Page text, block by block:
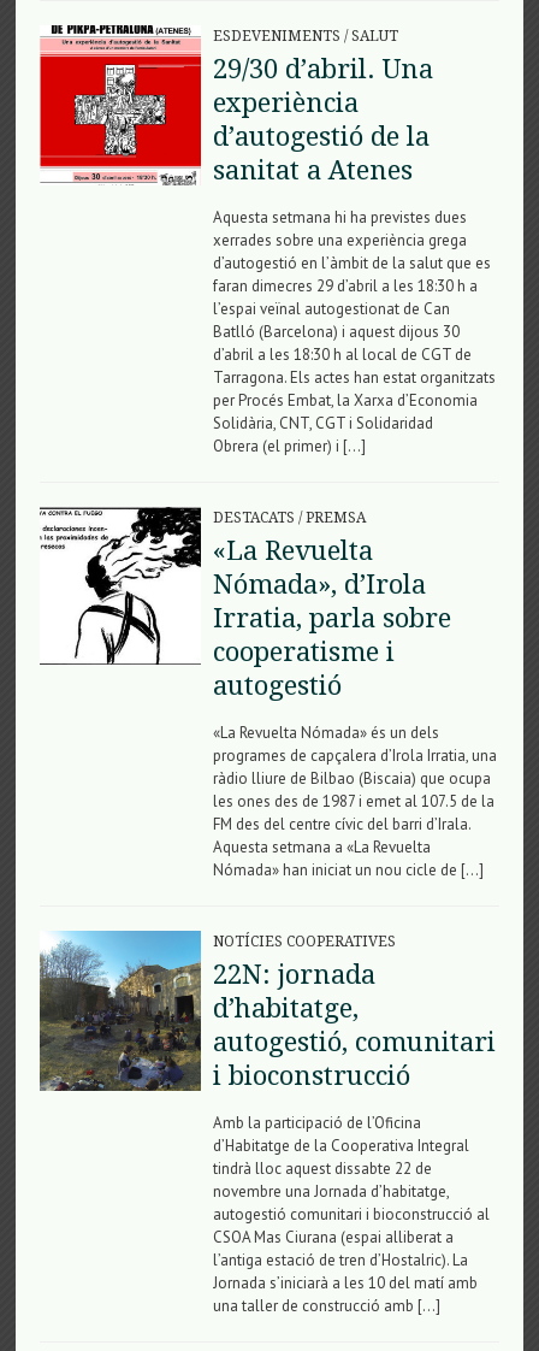
ESDEVENIMENTS /SALUT
29/30 d’abril. Una
experiència
d’autogestió de la
sanitat a Atenes
Aquesta setmana hi ha previstes dues
xerrades sobre una experiència grega
d’autogestió en l’àmbit de la salut que es
faran dimecres 29 d’abril a les 18:30 h a
l’espai veïnal autogestionat de Can
Batlló (Barcelona) i aquest dijous 30
d’abril a les 18:30 h al local de CGT de
Tarragona. Els actes han estat organitzats
per Procés Embat, la Xarxa d’Economia
Solidària, CNT, CGT i Solidaridad
Obrera (el primer) i […]
DESTACATS /PREMSA
«La Revuelta
Nómada», d’Irola
Irratia, parla sobre
cooperatisme i
autogestió
«La Revuelta Nómada» és un dels
programes de capçalera d’Irola Irratia, una
ràdio lliure de Bilbao (Biscaia) que ocupa
les ones des de 1987 i emet al 107.5 de la
FM des del centre cívic del barri d’Irala.
Aquesta setmana a «La Revuelta
Nómada» han iniciat un nou cicle de […]
NOTÍCIES COOPERATIVES
22N: jornada
d’habitatge,
autogestió, comunitari
i bioconstrucció
Amb la participació de l’Oficina
d’Habitatge de la Cooperativa Integral
tindrà lloc aquest dissabte 22 de
novembre una Jornada d’habitatge,
autogestió comunitari i bioconstrucció al
CSOA Mas Ciurana (espai alliberat a
l’antiga estació de tren d’Hostalric). La
Jornada s’iniciarà a les 10 del matí amb
una taller de construcció amb […]